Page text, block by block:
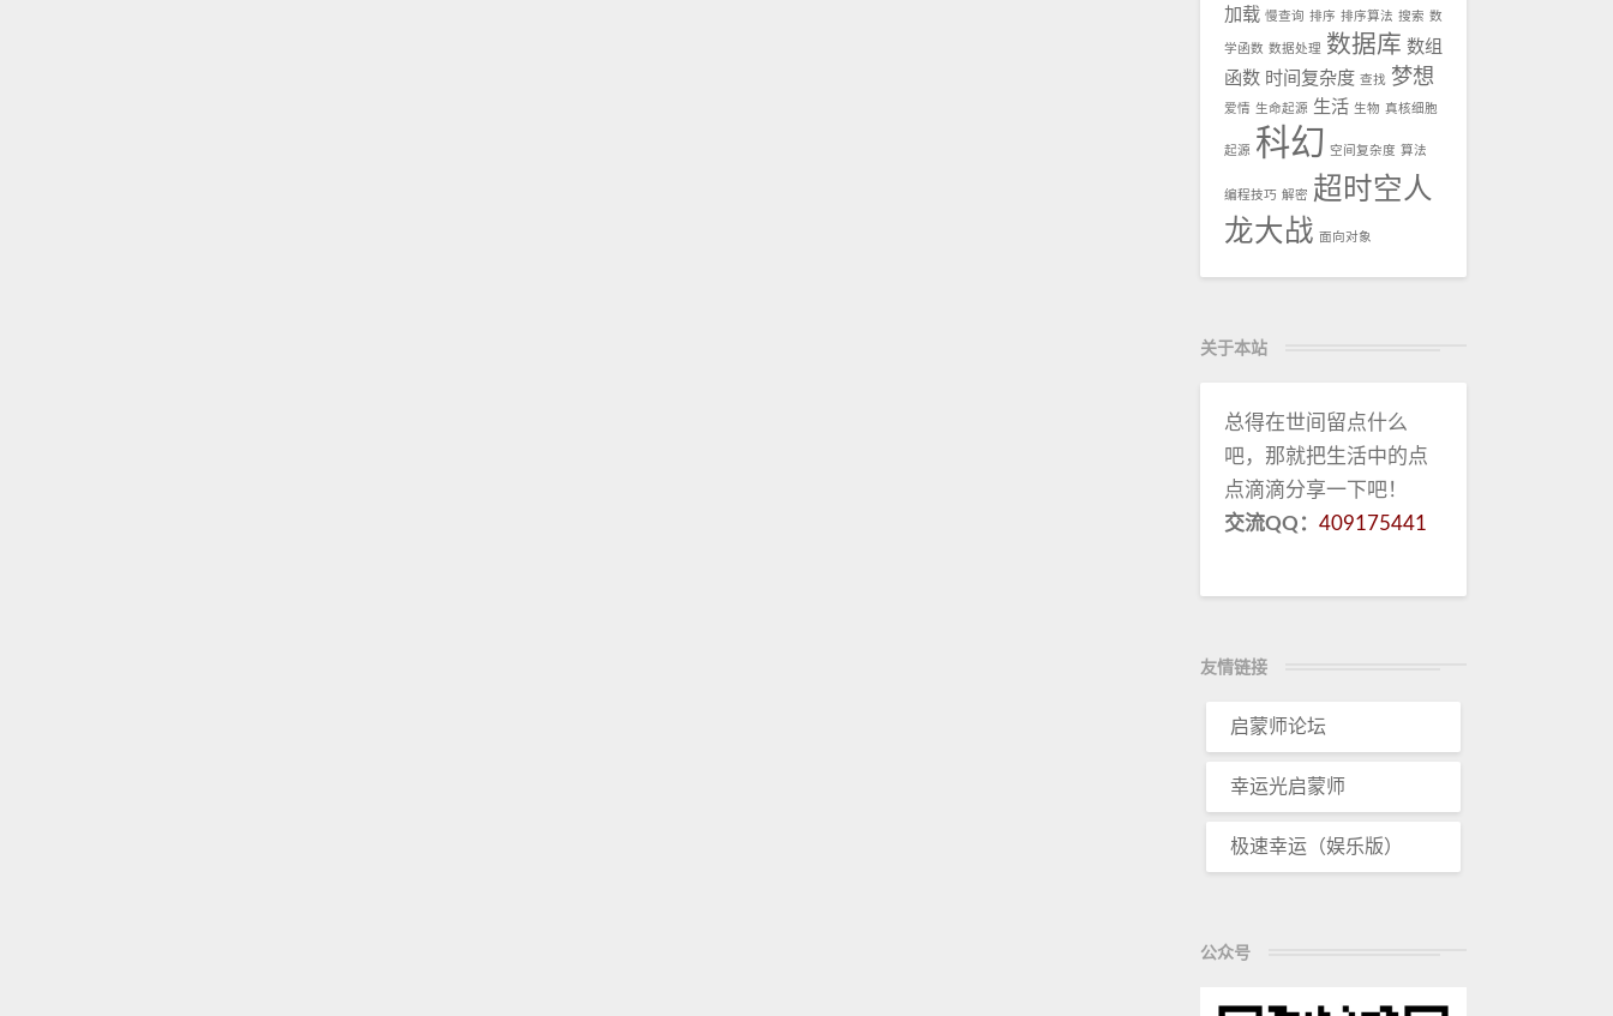
加载 慢查询 排序 排序算法 搜索 数
学函数 数据处理 数据库 数组
函数 时间复杂度 查找 梦想
爱情 生命起源 生活 生物 真核细胞
起源 科幻 空间复杂度 算法
编程技巧 解密 超时空人
龙大战 面向对象
关于本站
总得在世间留点什么
吧，那就把生活中的点
点滴滴分享一下吧！
交流QQ： 409175441
友情链接
启蒙师论坛
幸运光启蒙师
极速幸运（娱乐版）
公众号